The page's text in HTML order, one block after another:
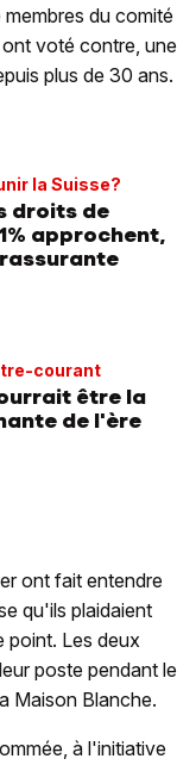
du comité
voté contre, une
plus de 30 ans.
la Suisse?
droits de
approchent,
courant
être la
de l'ère
ont fait entendre
qu'ils plaidaient
point. Les deux
poste pendant le
Maison Blanche.
à l'initiative